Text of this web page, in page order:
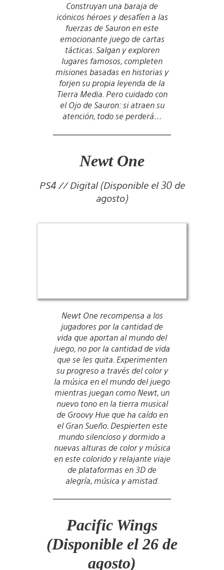
Construyan una baraja de
icónicos héroes y desafíen a las
fuerzas de Sauron en este
emocionante juego de cartas
tácticas. Salgan y exploren
lugares famosos, completen
misiones basadas en historias y
forjen su propia leyenda de la
Tierra Media. Pero cuidado con
el Ojo de Sauron: si atraen su
atención, todo se perderá…
Newt One
PS4 // Digital (Disponible el 30 de
agosto)
Newt One recompensa a los
jugadores por la cantidad de
vida que aportan al mundo del
juego, no por la cantidad de vida
que se les quita. Experimenten
su progreso a través del color y
la música en el mundo del juego
mientras juegan como Newt, un
nuevo tono en la tierra musical
de Groovy Hue que ha caído en
el Gran Sueño. Despierten este
mundo silencioso y dormido a
nuevas alturas de color y música
en este colorido y relajante viaje
de plataformas en 3D de
alegría, música y amistad.
Pacific Wings
(Disponible el 26 de
agosto)